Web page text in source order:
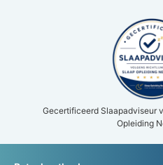
Gecertificeerd Slaapadviseur
Opleiding